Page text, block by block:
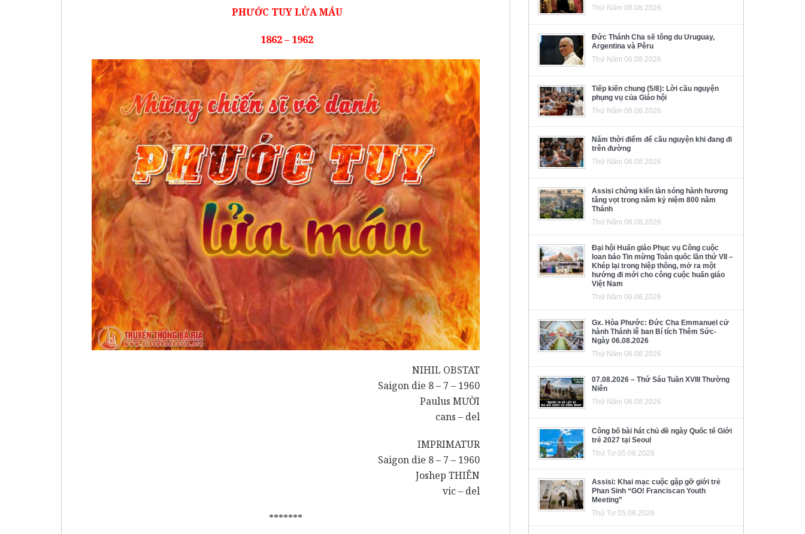
PHƯỚC TUY LỬA MÁU
1862– 1962
NIHIL OBSTAT
Saigon die 8 – 7 – 1960
Paulus MƯỜI
cans – del
IMPRIMATUR
Saigon die 8 – 7 – 1960
Joshep THIÊN
vic – del
*******
Thứ Năm 06.08.2026
Đức Thánh Cha sẽ tông du Uruguay,
Argentina và Pêru
Thứ Năm 06.08.2026
Tiếp kiến chung (5/8): Lời cầu nguyện
phụng vụ của Giáo hội
Thứ Năm 06.08.2026
Năm thời điểm để cầu nguyện khi đang đi
trên đường
Thứ Năm 06.08.2026
Assisi chứng kiến làn sóng hành hương
tăng vọt trong năm kỷ niệm 800 năm
Thánh
Thứ Năm 06.08.2026
Đại hội Huấn giáo Phục vụ Công cuộc
loan báo Tin mừng Toàn quốc lần thứ VII –
Khép lại trong hiệp thông, mở ra một
hướng đi mới cho công cuộc huấn giáo
Việt Nam
Thứ Năm 06.08.2026
Gx. Hòa Phước: Đức Cha Emmanuel cử
hành Thánh lễ ban Bí tích Thêm Sức-
Ngày 06.08.2026
Thứ Năm 06.08.2026
07.08.2026 – Thứ Sáu Tuần XVIII Thường
Niên
Thứ Năm 06.08.2026
Công bố bài hát chủ đề ngày Quốc tế Giới
trẻ 2027 tại Seoul
Thứ Tư 05.08.2026
Assisi: Khai mạc cuộc gặp gỡ giới trẻ
Phan Sinh “GO! Franciscan Youth
Meeting”
Thứ Tư 05.08.2026